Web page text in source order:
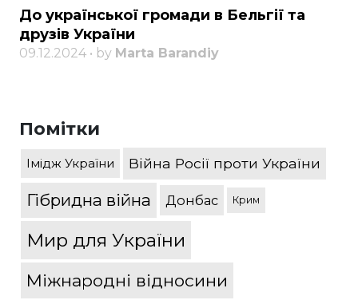
До української громади в Бельгії та
друзів України
09.12.2024 • by Marta Barandiy
Помітки
Імідж України Війна Росії проти України
Гібридна війна Донбас Крим
Мир для України
Міжнародні відносини